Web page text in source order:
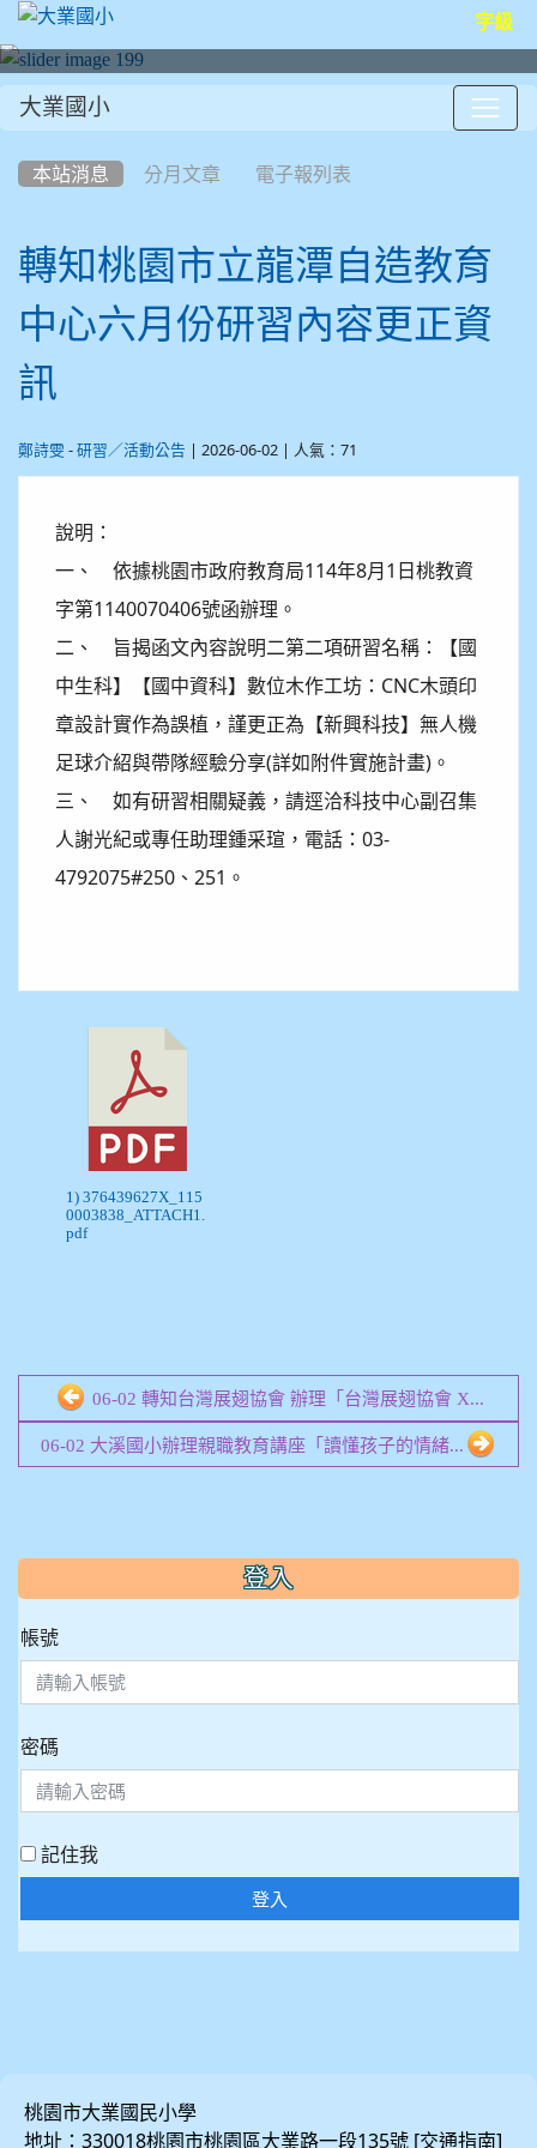
字級
大業國小
本站消息 分月文章 電子報列表
轉知桃園市立龍潭自造教育
中心六月份研習內容更正資
訊
鄭詩雯 - 研習／活動公告 | 2026-06-02 | 人氣：71
說明：
一、 依據桃園市政府教育局114年8月1日桃教資
字第1140070406號函辦理。
二、 旨揭函文內容說明二第二項研習名稱：【國
中生科】【國中資科】數位木作工坊：CNC木頭印
章設計實作為誤植，謹更正為【新興科技】無人機
足球介紹與帶隊經驗分享(詳如附件實施計畫)。
三、 如有研習相關疑義，請逕洽科技中心副召集
人謝光紀或專任助理鍾采瑄，電話：03-
4792075#250、251。
1) 376439627X_115
0003838_ATTACH1.
pdf
06-02 轉知台灣展翅協會 辦理「台灣展翅協會 X...
06-02 大溪國小辦理親職教育講座「讀懂孩子的情緒...
::: 登入
帳號
密碼
記住我
登入
桃園市大業國民小學
地址：330018桃園市桃園區大業路一段135號 [交通指南]